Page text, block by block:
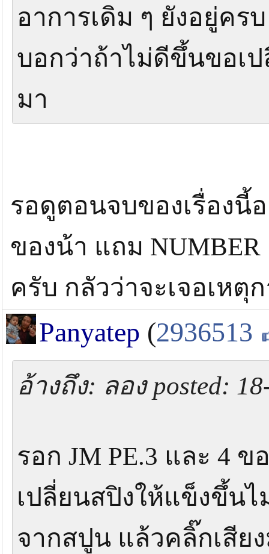
อาการเดิม ๆ ยังอยู่ค
บอกว่าถ้าไม่ดีขึ้นขอเ
มา
รอดูตอนจบของเรื่องนี้
ของน้า แถม
ครับ กลัวว่าจะเจอเห
Panyatep (2936513
อ้างถึง: ลอง posted:
รอก JM PE.3 และ 4
เปลี่ยนสปิงให้แข็งขึ้น
จากสปูน แล้วคลิ๊กเสีย